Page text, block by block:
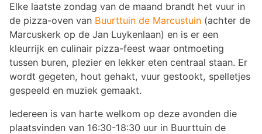
Elke laatste zondag van de maand brandt het vuur in
de pizza-oven van Buurttuin de Marcustuin (achter de
Marcuskerk op de Jan Luykenlaan) en is er een
kleurrijk en culinair pizza-feest waar ontmoeting
tussen buren, plezier en lekker eten centraal staan. Er
wordt gegeten, hout gehakt, vuur gestookt, spelletjes
gespeeld en muziek gemaakt.
Iedereen is van harte welkom op deze avonden die
plaatsvinden van 16:30-18:30 uur in Buurttuin de